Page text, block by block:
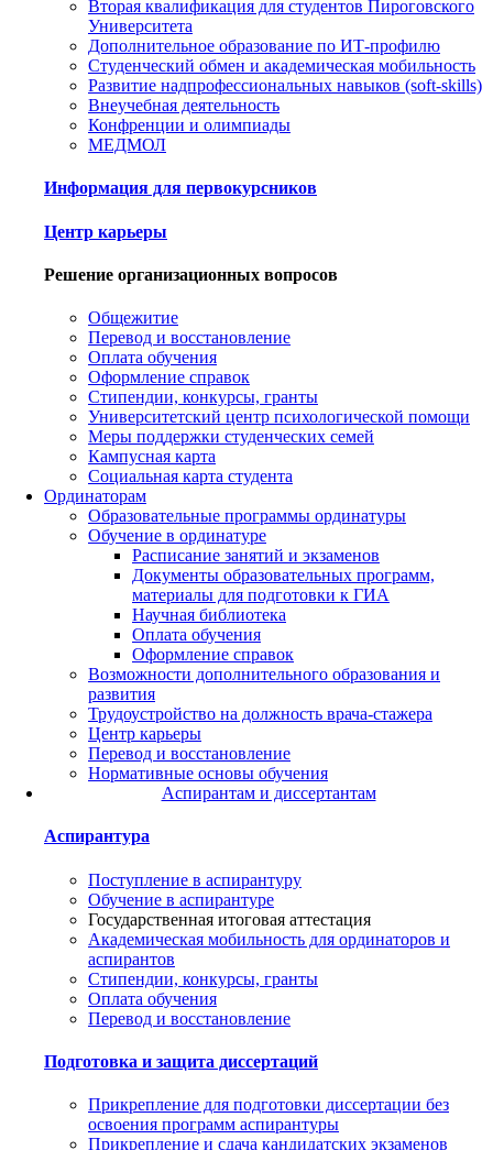
Вторая квалификация для студентов Пироговского
Университета
Дополнительное образование по ИТ-профилю
Студенческий обмен и академическая мобильность
Развитие надпрофессиональных навыков (soft-skills)
Внеучебная деятельность
Конфренции и олимпиады
МЕДМОЛ
Информация для первокурсников
Центр карьеры
Решение организационных вопросов
Общежитие
Перевод и восстановление
Оплата обучения
Оформление справок
Стипендии, конкурсы, гранты
Университетский центр психологической помощи
Меры поддержки студенческих семей
Кампусная карта
Социальная карта студента
Ординаторам
Образовательные программы ординатуры
Обучение в ординатуре
Расписание занятий и экзаменов
Документы образовательных программ,
материалы для подготовки к ГИА
Научная библиотека
Оплата обучения
Оформление справок
Возможности дополнительного образования и
развития
Трудоустройство на должность врача-стажера
Центр карьеры
Перевод и восстановление
Нормативные основы обучения
Аспирантам и диссертантам
Аспирантура
Поступление в аспирантуру
Обучение в аспирантуре
Государственная итоговая аттестация
Академическая мобильность для ординаторов и
аспирантов
Стипендии, конкурсы, гранты
Оплата обучения
Перевод и восстановление
Подготовка и защита диссертаций
Прикрепление для подготовки диссертации без
освоения программ аспирантуры
Прикрепление и сдача кандидатских экзаменов